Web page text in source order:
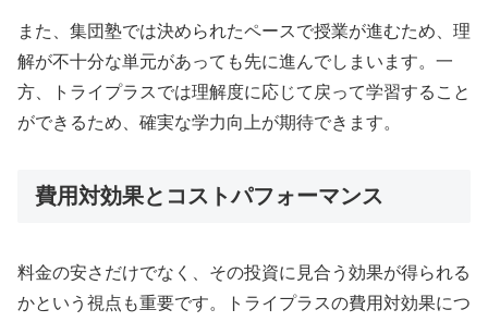
また、集団塾では決められたペースで授業が進むため、理
解が不十分な単元があっても先に進んでしまいます。一
方、トライプラスでは理解度に応じて戻って学習すること
ができるため、確実な学力向上が期待できます。
費用対効果とコストパフォーマンス
料金の安さだけでなく、その投資に見合う効果が得られる
かという視点も重要です。トライプラスの費用対効果につ